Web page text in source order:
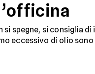
si spegne, si consiglia
eccessivo di olio